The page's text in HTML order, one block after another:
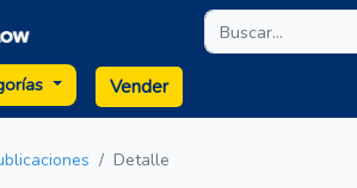
Vender
Detalle